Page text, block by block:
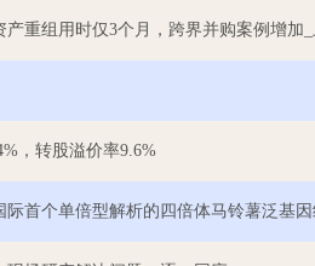
重组用时仅3个月，跨界并购案例增加
，转股溢价率9.6%
首个单倍型解析的四倍体马铃薯泛基因